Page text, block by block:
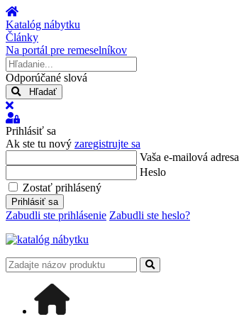
Úvod
Katalóg nábytku
Články
Na portál pre remeselníkov
Hľadanie...
Odporúčané slová
Hľadať
x
Prihlásiť
sa
Prihlásiť sa
Ak ste tu nový zaregistrujte sa
Vaša e-mailová adresa
Heslo
Zostať prihlásený
Prihlásiť sa
Zabudli ste prihlásenie Zabudli ste heslo?